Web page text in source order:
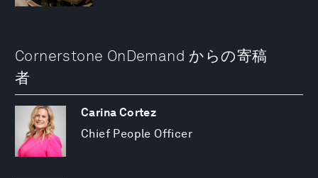
Cornerstone OnDemand からの寄稿
者
Carina Cortez
Chief People Officer